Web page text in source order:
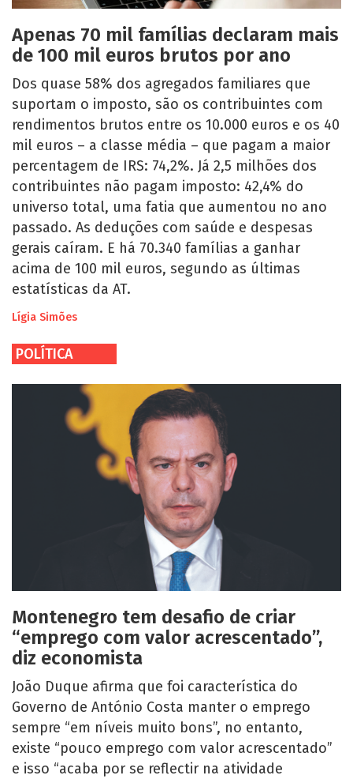
Apenas 70 mil famílias declaram mais
de 100 mil euros brutos por ano
Dos quase 58% dos agregados familiares que
suportam o imposto, são os contribuintes com
rendimentos brutos entre os 10.000 euros e os 40
mil euros – a classe média – que pagam a maior
percentagem de IRS: 74,2%. Já 2,5 milhões dos
contribuintes não pagam imposto: 42,4% do
universo total, uma fatia que aumentou no ano
passado. As deduções com saúde e despesas
gerais caíram. E há 70.340 famílias a ganhar
acima de 100 mil euros, segundo as últimas
estatísticas da AT.
Lígia Simões
POLÍTICA
Montenegro tem desafio de criar
“emprego com valor acrescentado”,
diz economista
João Duque afirma que foi característica do
Governo de António Costa manter o emprego
sempre “em níveis muito bons”, no entanto,
existe “pouco emprego com valor acrescentado”
e isso “acaba por se reflectir na atividade